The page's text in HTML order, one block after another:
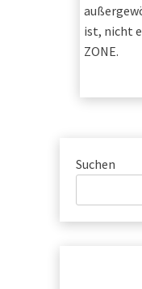
ist, nicht
ZONE.
Suchen